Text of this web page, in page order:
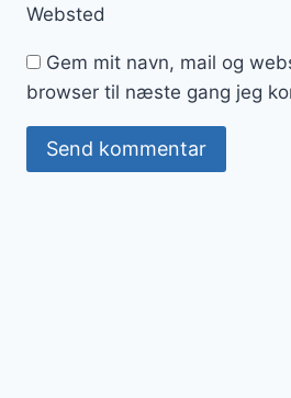
Websted
Gem mit navn, mail og
browser til næste gang jeg